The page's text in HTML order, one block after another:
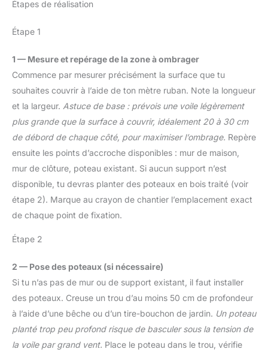
Complet & Garantie】
percussion arrive prête à
l’emploi avec un
équipement
professionnel : 1 guide-
auxiliaire, 3 forets à bois
(13/16/19mm), 3 forets
béton (6/8/10mm) et 3
forets métaux
(6/8/10mm). Manuel en
français inclus. En cas de
plus qu’un outil, une
tranquillité d’esprit.
replier rapidement]
Dépliez cette échelle
domestique en quelques
voulez changer une
ampoule ou enlever vos
rideaux. Puis repliez-la à
nouveau aussi
rapidement et placez-le
dans un coin pour
gagner de la place [Ce
que vous obtenez] Une
noires en alliage
plastique orange - Non
seulement inoxydable,
mais aussi élégante !
et aussi à l'intérieur dans
bibliothèque ou comme
repose-pieds [Stabilité
avant tout] Cet escabeau
à 2 marches en acier
robuste avec verrou de
sécurité et 4 pieds
inclinés est stable.
Lorsqu'il est
complètement déplié, le
verrou de sécurité
protection du sol] La
surface rugueuse de la
marche et les capuchons
en caoutchouc des pieds
assurent une bonne
stabilité. Les capuchons
protègent également le
Étapes de réalisation
Étape 1
1 — Mesure et repérage de la zone à ombrager
Commence par mesurer précisément la surface que tu
souhaites couvrir à l’aide de ton mètre ruban. Note la longueur
et la largeur. Astuce de base : prévois une voile légèrement
plus grande que la surface à couvrir, idéalement 20 à 30 cm
de débord de chaque côté, pour maximiser l’ombrage. Repère
ensuite les points d’accroche disponibles : mur de maison,
mur de clôture, poteau existant. Si aucun support n’est
disponible, tu devras planter des poteaux en bois traité (voir
étape 2). Marque au crayon de chantier l’emplacement exact
de chaque point de fixation.
Étape 2
2 — Pose des poteaux (si nécessaire)
Si tu n’as pas de mur ou de support existant, il faut installer
des poteaux. Creuse un trou d’au moins 50 cm de profondeur
à l’aide d’une bêche ou d’un tire-bouchon de jardin. Un poteau
planté trop peu profond risque de basculer sous la tension de
la voile par grand vent. Place le poteau dans le trou, vérifie